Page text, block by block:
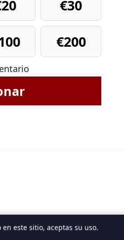
€30
€200
este sitio, aceptas su uso.